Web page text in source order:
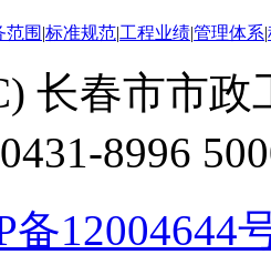
范围 |标准规范|工程业绩|管理体系|
长春市市
8996
备12004644